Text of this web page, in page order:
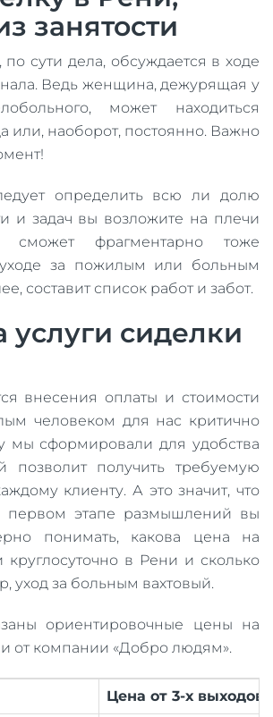
занятости
сути дела, обсуждается в ходе
Ведь женщина, дежурящая у
может находиться
или, наоборот, постоянно. Важно
определить всю ли долю
и задач вы возложите на плечи
сможет фрагментарно тоже
уходе за пожилым или больным
составит список работ и забот.
сиделки
внесения оплаты и стоимости
человеком для нас критично
мы сформировали для удобства
позволит получить требуемую
клиенту. А это значит, что
первом этапе размышлений вы
понимать, какова цена на
круглосуточно в Рени и сколько
уход за больным вахтовый.
ориентировочные цены на
от компании «Добро людям».
Цена от 3-х выходов